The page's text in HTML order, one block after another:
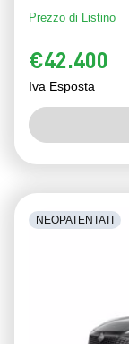
Prezzo di Listino
€42.400
Iva Esposta
NEOPATENTATI